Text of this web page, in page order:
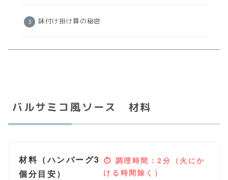
味付け掛け算の秘密
バルサミコ風ソース 材料
材料（ハンバーグ3
個分目安）
⏱ 調理時間：2分（火にか
ける時間除く）